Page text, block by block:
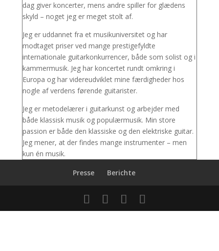
dag giver koncerter, mens andre spiller for glædens
skyld – noget jeg er meget stolt af.
Jeg er uddannet fra et musikuniversitet og har
modtaget priser ved mange prestigefyldte
internationale guitarkonkurrencer, både som solist og i
kammermusik. Jeg har koncertet rundt omkring i
Europa og har videreudviklet mine færdigheder hos
nogle af verdens førende guitarister.
Jeg er metodelærer i guitarkunst og arbejder med
både klassisk musik og populærmusik. Min store
passion er både den klassiske og den elektriske guitar.
Jeg mener, at der findes mange instrumenter – men
kun én musik.
Presse Berichte